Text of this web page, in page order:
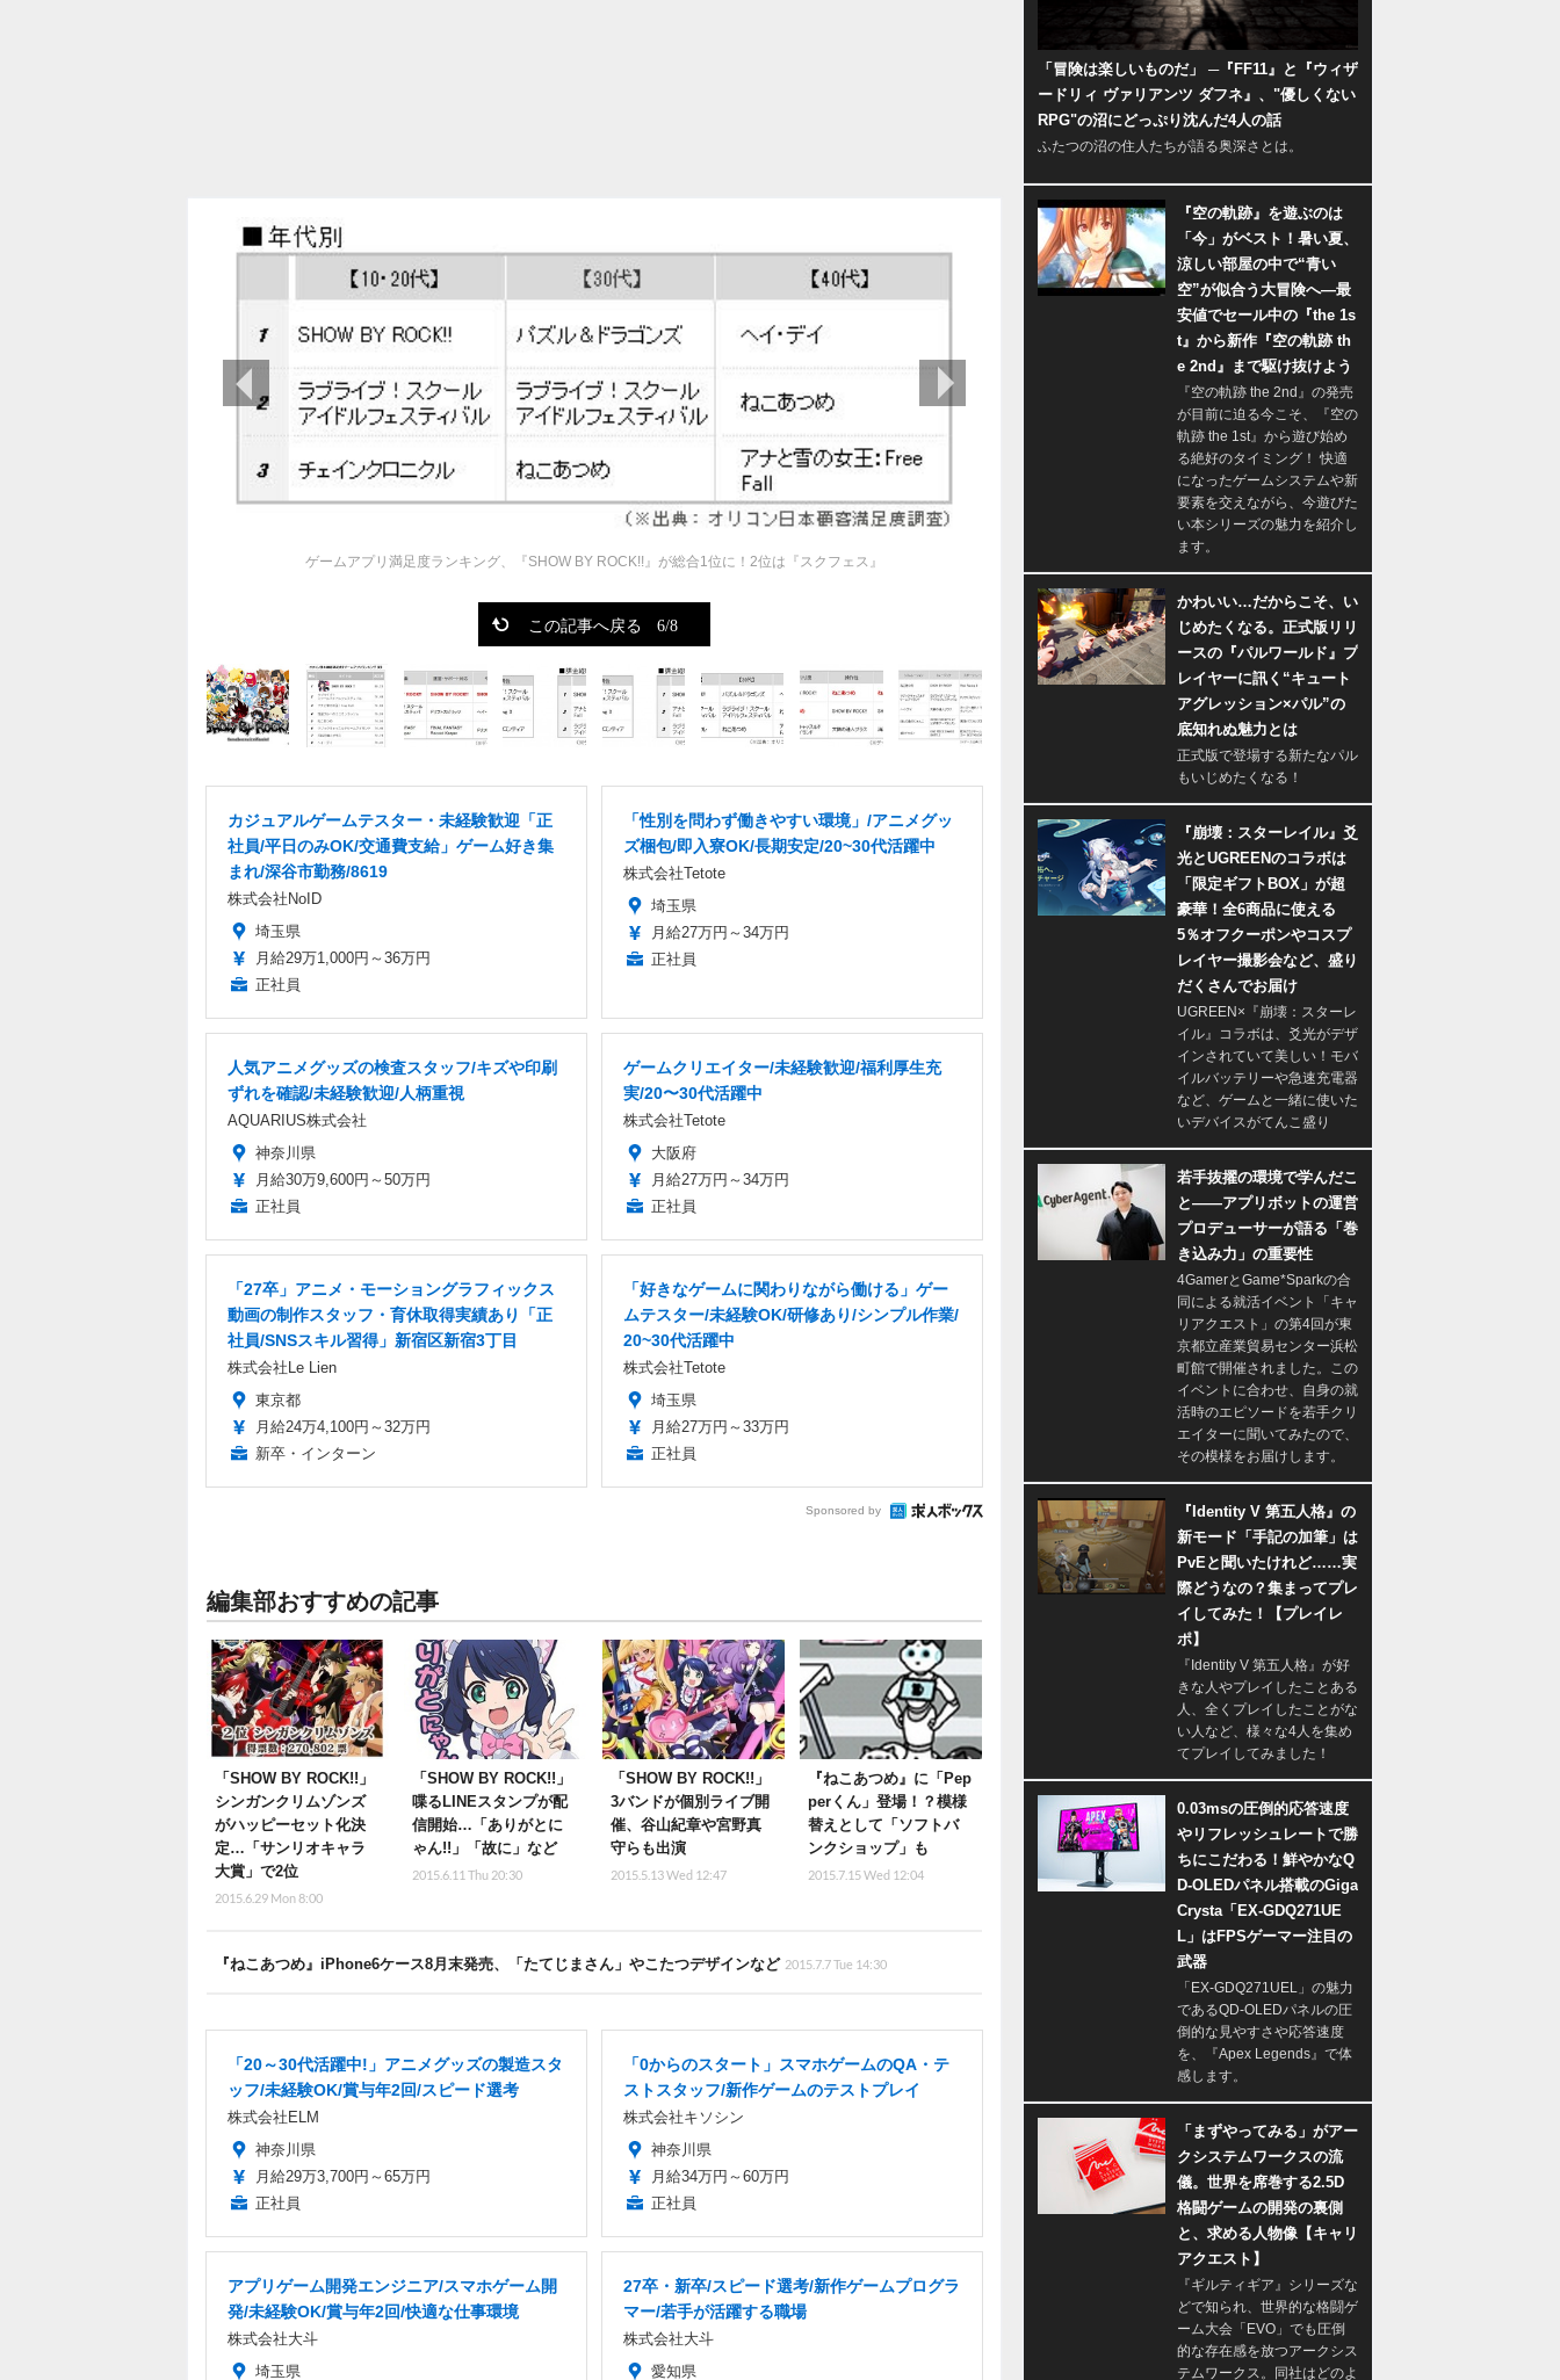
ゲームアプリ満足度ランキング、『SHOW BY ROCK!!』が総合1位に！2位は『スクフェス』
次の画像
この記事へ戻る 6/8
カジュアルゲームテスター・未経験歓迎「正
社員/平日のみOK/交通費支給」ゲーム好き集
まれ/深谷市勤務/8619
株式会社NoID
埼玉県
月給29万1,000円～36万円
正社員
「性別を問わず働きやすい環境」/アニメグッ
ズ梱包/即入寮OK/長期安定/20~30代活躍中
株式会社Tetote
埼玉県
月給27万円～34万円
正社員
人気アニメグッズの検査スタッフ/キズや印刷
ずれを確認/未経験歓迎/人柄重視
AQUARIUS株式会社
神奈川県
月給30万9,600円～50万円
正社員
ゲームクリエイター/未経験歓迎/福利厚生充
実/20〜30代活躍中
株式会社Tetote
大阪府
月給27万円～34万円
正社員
「27卒」アニメ・モーショングラフィックス
動画の制作スタッフ・育休取得実績あり「正
社員/SNSスキル習得」新宿区新宿3丁目
株式会社Le Lien
東京都
月給24万4,100円～32万円
新卒・インターン
「好きなゲームに関わりながら働ける」ゲー
ムテスター/未経験OK/研修あり/シンプル作業/
20~30代活躍中
株式会社Tetote
埼玉県
月給27万円～33万円
正社員
Sponsored by
編集部おすすめの記事
「SHOW BY ROCK!!」
シンガンクリムゾンズ
がハッピーセット化決
定…「サンリオキャラ
大賞」で2位
2015.6.29 Mon 8:00
「SHOW BY ROCK!!」
喋るLINEスタンプが配
信開始…「ありがとに
ゃん!!」「故に」など
2015.6.11 Thu 20:30
「SHOW BY ROCK!!」
3バンドが個別ライブ開
催、谷山紀章や宮野真
守らも出演
2015.5.13 Wed 12:47
『ねこあつめ』に「Pep
perくん」登場！？模様
替えとして「ソフトバ
ンクショップ」も
2015.7.15 Wed 12:04
『ねこあつめ』iPhone6ケース8月末発売、「たてじまさん」やこたつデザインなど 2015.7.7 Tue 14:30
「20～30代活躍中!」アニメグッズの製造スタ
ッフ/未経験OK/賞与年2回/スピード選考
株式会社ELM
神奈川県
月給29万3,700円～65万円
正社員
「0からのスタート」スマホゲームのQA・テ
ストスタッフ/新作ゲームのテストプレイ
株式会社キソシン
神奈川県
月給34万円～60万円
正社員
アプリゲーム開発エンジニア/スマホゲーム開
発/未経験OK/賞与年2回/快適な仕事環境
株式会社大斗
埼玉県
27卒・新卒/スピード選考/新作ゲームプログラ
マー/若手が活躍する職場
株式会社大斗
愛知県
「冒険は楽しいものだ」 ─『FF11』と『ウィザ
ードリィ ヴァリアンツ ダフネ』、"優しくない
RPG"の沼にどっぷり沈んだ4人の話
ふたつの沼の住人たちが語る奥深さとは。
『空の軌跡』を遊ぶのは
「今」がベスト！暑い夏、
涼しい部屋の中で“青い
空”が似合う大冒険へ―最
安値でセール中の『the 1s
t』から新作『空の軌跡 th
e 2nd』まで駆け抜けよう
『空の軌跡 the 2nd』の発売
が目前に迫る今こそ、『空の
軌跡 the 1st』から遊び始め
る絶好のタイミング！ 快適
になったゲームシステムや新
要素を交えながら、今遊びた
い本シリーズの魅力を紹介し
ます。
かわいい…だからこそ、い
じめたくなる。正式版リリ
ースの『パルワールド』プ
レイヤーに訊く“キュート
アグレッション×パル”の
底知れぬ魅力とは
正式版で登場する新たなパル
もいじめたくなる！
『崩壊：スターレイル』爻
光とUGREENのコラボは
「限定ギフトBOX」が超
豪華！全6商品に使える
5％オフクーポンやコスプ
レイヤー撮影会など、盛り
だくさんでお届け
UGREEN×『崩壊：スターレ
イル』コラボは、爻光がデザ
インされていて美しい！モバ
イルバッテリーや急速充電器
など、ゲームと一緒に使いた
いデバイスがてんこ盛り
若手抜擢の環境で学んだこ
と――アプリボットの運営
プロデューサーが語る「巻
き込み力」の重要性
4GamerとGame*Sparkの合
同による就活イベント「キャ
リアクエスト」の第4回が東
京都立産業貿易センター浜松
町館で開催されました。この
イベントに合わせ、自身の就
活時のエピソードを若手クリ
エイターに聞いてみたので、
その模様をお届けします。
『Identity V 第五人格』の
新モード「手記の加筆」は
PvEと聞いたけれど……実
際どうなの？集まってプレ
イしてみた！【プレイレ
ポ】
『Identity V 第五人格』が好
きな人やプレイしたことある
人、全くプレイしたことがな
い人など、様々な4人を集め
てプレイしてみました！
0.03msの圧倒的応答速度
やリフレッシュレートで勝
ちにこだわる！鮮やかなQ
D-OLEDパネル搭載のGiga
Crysta「EX-GDQ271UE
L」はFPSゲーマー注目の
武器
「EX-GDQ271UEL」の魅力
であるQD-OLEDパネルの圧
倒的な見やすさや応答速度
を、『Apex Legends』で体
感します。
「まずやってみる」がアー
クシステムワークスの流
儀。世界を席巻する2.5D
格闘ゲームの開発の裏側
と、求める人物像【キャリ
アクエスト】
『ギルティギア』シリーズな
どで知られ、世界的な格闘ゲ
ーム大会「EVO」でも圧倒
的な存在感を放つアークシス
テムワークス。同社はどのよ